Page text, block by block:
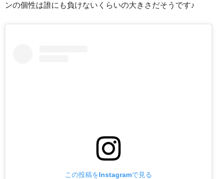
ンの個性は誰にも負けないくらいの大きさだそうです♪
この投稿をInstagramで見る